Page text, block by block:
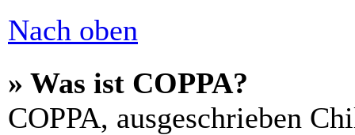
Nach oben
» Was ist COPPA?
COPPA, ausgeschrieben